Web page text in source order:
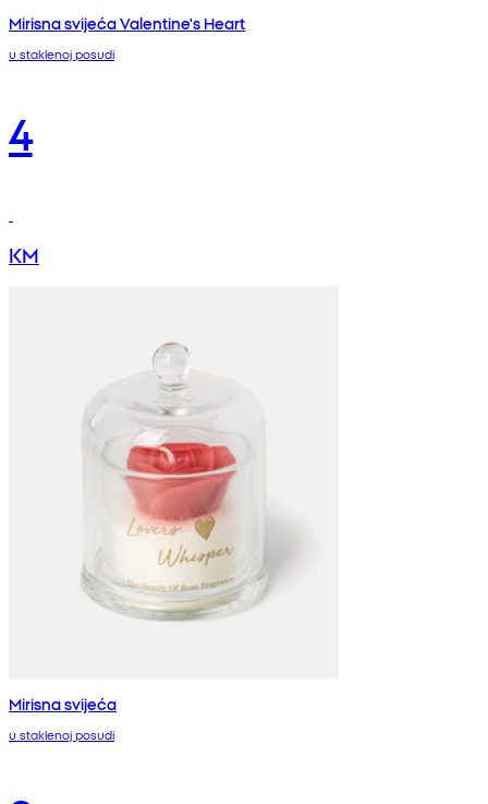
Mirisna svijeća Valentine's Heart
u staklenoj posudi
4
KM
Mirisna svijeća
u staklenoj posudi